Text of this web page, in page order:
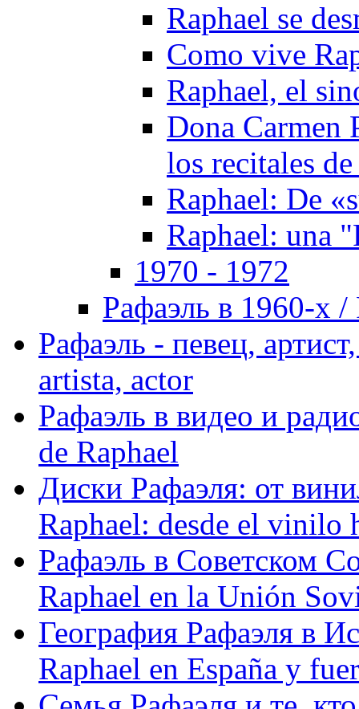
Raphael se
Como vive
Raphael, el
Dona Carmen
los recitales
Raphael: De
Raphael: una
1970 - 1972
Рафаэль в 1960-х /
Рафаэль - певец,
artista, actor
Рафаэль в видео и
de Raphael
Диски Рафаэля: от
Raphael: desde el vinilo
Рафаэль в Советском
Raphael en la Unión
География Рафаэля в
Raphael en España y